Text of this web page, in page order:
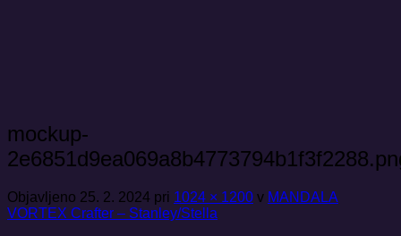
mockup-
Objavljeno 25. 2. 2024 pri 1024 × 1200 v MANDALA
VORTEX Crafter – Stanley/Stella